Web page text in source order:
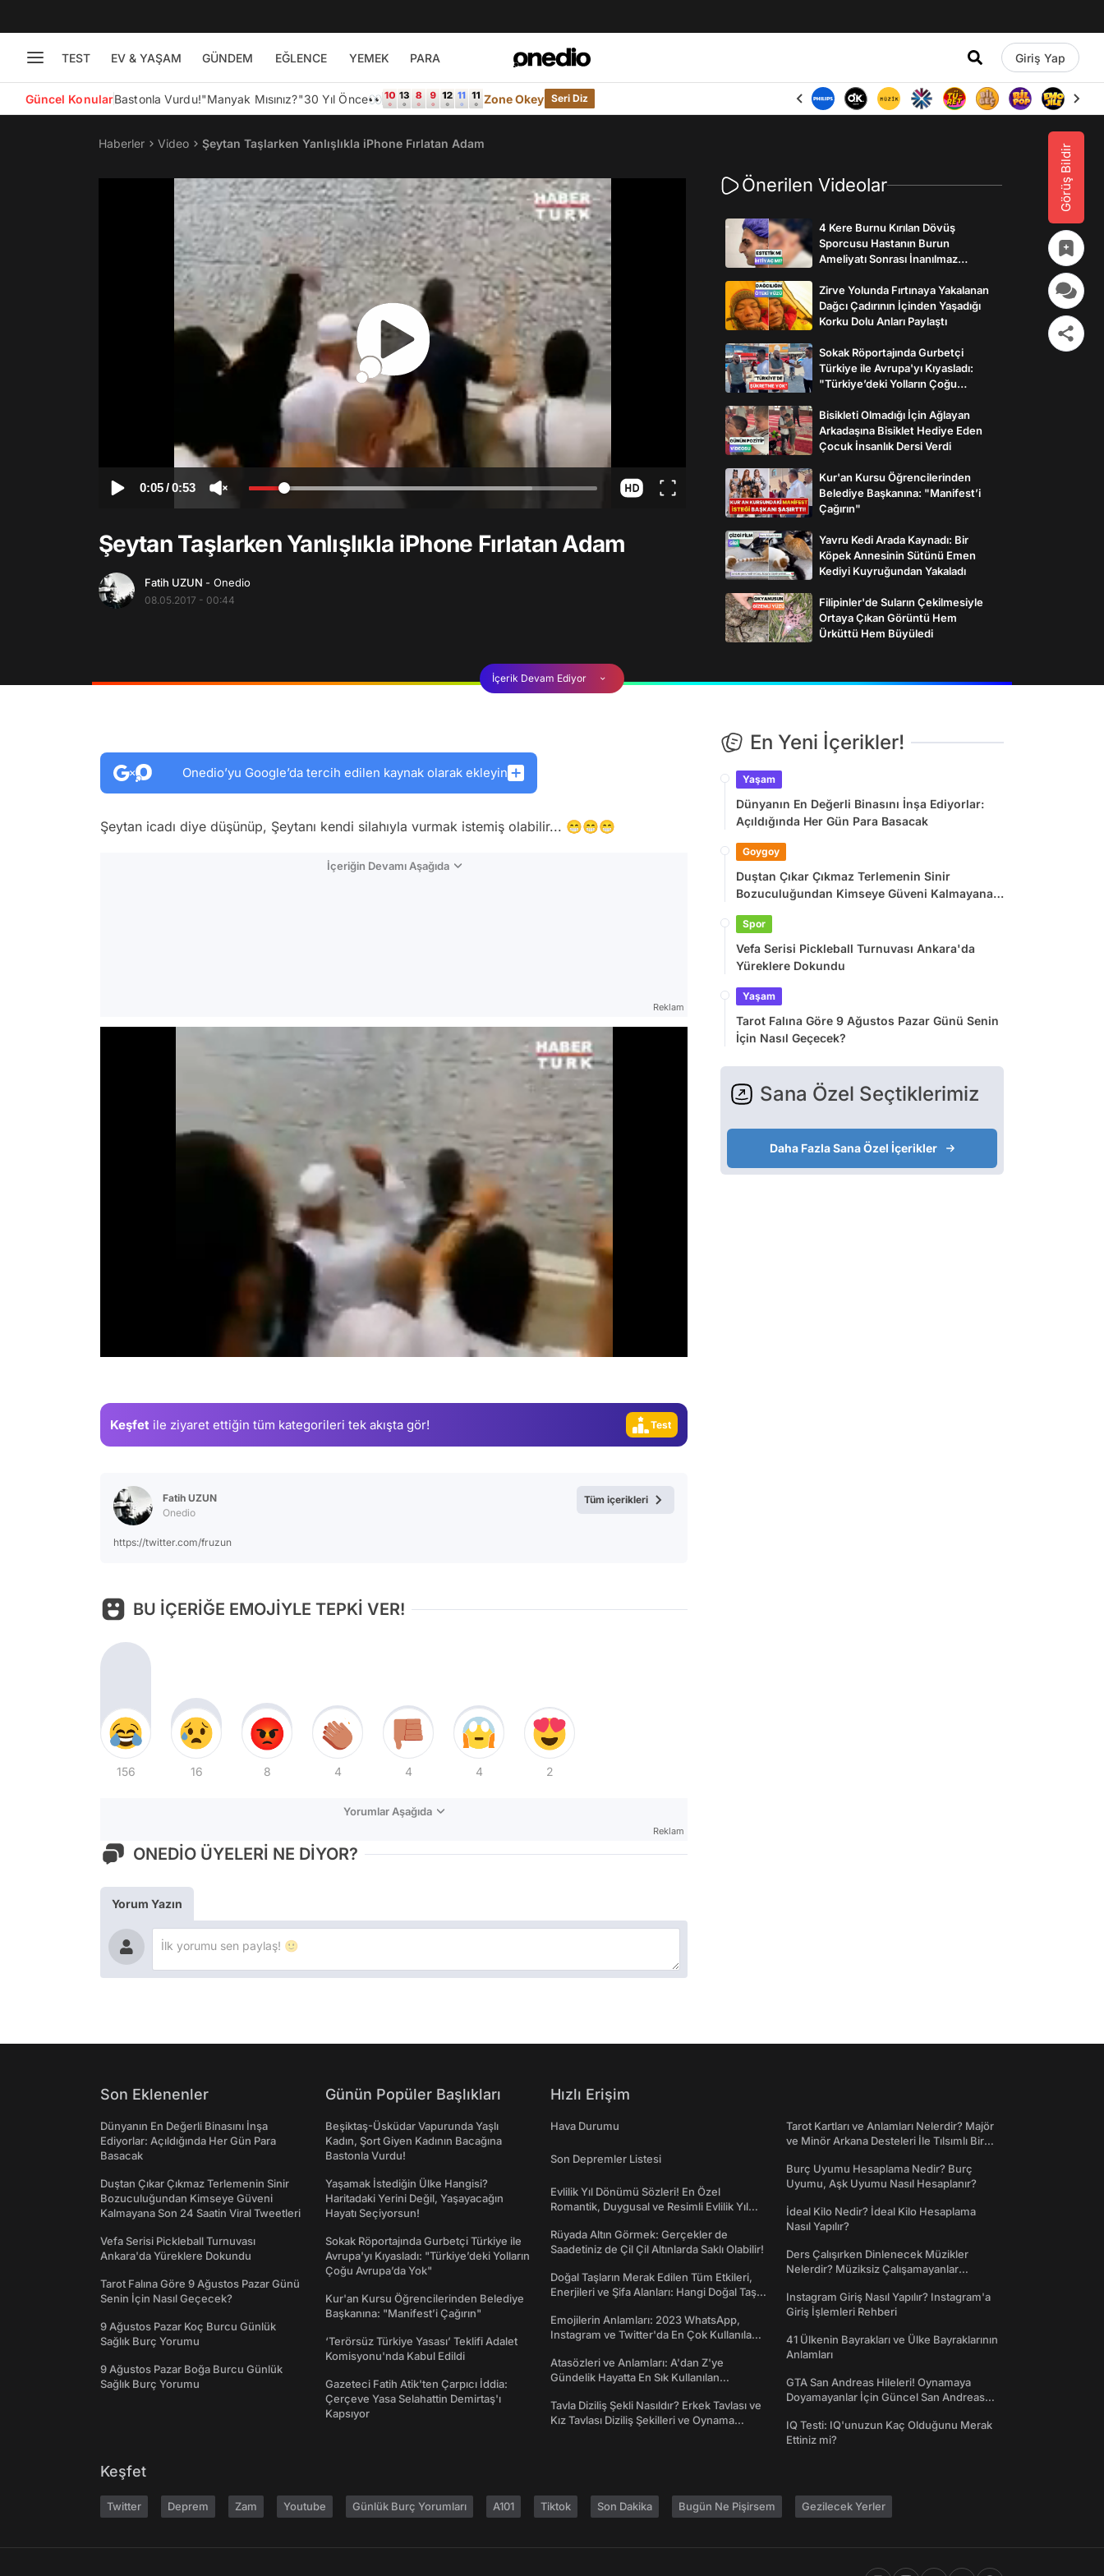
TEST EV & YAŞAM GÜNDEM EĞLENCE YEMEK PARA Giriş Yap
Güncel KonularBastonla Vurdu!"Manyak Mısınız?"30 Yıl Önce👀 Zone Okey Seri Diz
Görüş Bildir
Haberler Video Şeytan Taşlarken Yanlışlıkla iPhone Fırlatan Adam
0:05/0:53
Şeytan Taşlarken Yanlışlıkla iPhone Fırlatan Adam
Fatih UZUN - Onedio
08.05.2017 - 00:44
Önerilen Videolar
4 Kere Burnu Kırılan Dövüş
Sporcusu Hastanın Burun
Ameliyatı Sonrası İnanılmaz
Zirve Yolunda Fırtınaya Yakalanan
Dağcı Çadırının İçinden Yaşadığı
Korku Dolu Anları Paylaştı
Sokak Röportajında Gurbetçi
Türkiye ile Avrupa'yı Kıyasladı:
"Türkiye’deki Yolların Çoğu
Bisikleti Olmadığı İçin Ağlayan
Arkadaşına Bisiklet Hediye Eden
Çocuk İnsanlık Dersi Verdi
Kur'an Kursu Öğrencilerinden
Belediye Başkanına: "Manifest’i
Çağırın"
Yavru Kedi Arada Kaynadı: Bir
Köpek Annesinin Sütünü Emen
Kediyi Kuyruğundan Yakaladı
Filipinler'de Suların Çekilmesiyle
Ortaya Çıkan Görüntü Hem
Ürküttü Hem Büyüledi
İçerik Devam Ediyor
Onedio’yu Google’da tercih edilen kaynak olarak ekleyin
Şeytan icadı diye düşünüp, Şeytanı kendi silahıyla vurmak istemiş olabilir... 😁😁😁
İçeriğin Devamı Aşağıda
Reklam
Keşfet ile ziyaret ettiğin tüm kategorileri tek akışta gör!
Test
Gündem
Fatih UZUN
Onedio
https://twitter.com/fruzun
Tüm içerikleri
BU İÇERİĞE EMOJİYLE TEPKİ VER!
156 16 8 4 4 4 2
Yorumlar Aşağıda
Reklam
ONEDİO ÜYELERİ NE DİYOR?
Yorum Yazın
En Yeni İçerikler!
Yaşam
Dünyanın En Değerli Binasını İnşa Ediyorlar:
Açıldığında Her Gün Para Basacak
Goygoy
Duştan Çıkar Çıkmaz Terlemenin Sinir
Bozuculuğundan Kimseye Güveni Kalmayana
Spor
Vefa Serisi Pickleball Turnuvası Ankara'da
Yüreklere Dokundu
Yaşam
Tarot Falına Göre 9 Ağustos Pazar Günü Senin
İçin Nasıl Geçecek?
Sana Özel Seçtiklerimiz
Daha Fazla Sana Özel İçerikler
Son Eklenenler
Dünyanın En Değerli Binasını İnşa
Ediyorlar: Açıldığında Her Gün Para
Basacak
Duştan Çıkar Çıkmaz Terlemenin Sinir
Bozuculuğundan Kimseye Güveni
Kalmayana Son 24 Saatin Viral Tweetleri
Vefa Serisi Pickleball Turnuvası
Ankara'da Yüreklere Dokundu
Tarot Falına Göre 9 Ağustos Pazar Günü
Senin İçin Nasıl Geçecek?
9 Ağustos Pazar Koç Burcu Günlük
Sağlık Burç Yorumu
9 Ağustos Pazar Boğa Burcu Günlük
Sağlık Burç Yorumu
Günün Popüler Başlıkları
Beşiktaş-Üsküdar Vapurunda Yaşlı
Kadın, Şort Giyen Kadının Bacağına
Bastonla Vurdu!
Yaşamak İstediğin Ülke Hangisi?
Haritadaki Yerini Değil, Yaşayacağın
Hayatı Seçiyorsun!
Sokak Röportajında Gurbetçi Türkiye ile
Avrupa'yı Kıyasladı: "Türkiye’deki Yolların
Çoğu Avrupa’da Yok"
Kur'an Kursu Öğrencilerinden Belediye
Başkanına: "Manifest’i Çağırın"
‘Terörsüz Türkiye Yasası’ Teklifi Adalet
Komisyonu'nda Kabul Edildi
Gazeteci Fatih Atik'ten Çarpıcı İddia:
Çerçeve Yasa Selahattin Demirtaş'ı
Kapsıyor
Hızlı Erişim
Hava Durumu
Son Depremler Listesi
Evlilik Yıl Dönümü Sözleri! En Özel
Romantik, Duygusal ve Resimli Evlilik Yıl
Rüyada Altın Görmek: Gerçekler de
Saadetiniz de Çil Çil Altınlarda Saklı Olabilir!
Doğal Taşların Merak Edilen Tüm Etkileri,
Enerjileri ve Şifa Alanları: Hangi Doğal Taş
Emojilerin Anlamları: 2023 WhatsApp,
Instagram ve Twitter'da En Çok Kullanılan
Atasözleri ve Anlamları: A'dan Z'ye
Gündelik Hayatta En Sık Kullanılan
Tavla Diziliş Şekli Nasıldır? Erkek Tavlası ve
Kız Tavlası Diziliş Şekilleri ve Oynama
Tarot Kartları ve Anlamları Nelerdir? Majör
ve Minör Arkana Desteleri İle Tılsımlı Bir
Burç Uyumu Hesaplama Nedir? Burç
Uyumu, Aşk Uyumu Nasıl Hesaplanır?
İdeal Kilo Nedir? İdeal Kilo Hesaplama
Nasıl Yapılır?
Ders Çalışırken Dinlenecek Müzikler
Nelerdir? Müziksiz Çalışamayanlar
Instagram Giriş Nasıl Yapılır? Instagram'a
Giriş İşlemleri Rehberi
41 Ülkenin Bayrakları ve Ülke Bayraklarının
Anlamları
GTA San Andreas Hileleri! Oynamaya
Doyamayanlar İçin Güncel San Andreas
IQ Testi: IQ'unuzun Kaç Olduğunu Merak
Ettiniz mi?
Keşfet
Twitter Deprem Zam Youtube Günlük Burç Yorumları A101 Tiktok Son Dakika Bugün Ne Pişirsem Gezilecek Yerler